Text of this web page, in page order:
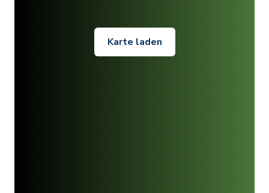
Karte laden